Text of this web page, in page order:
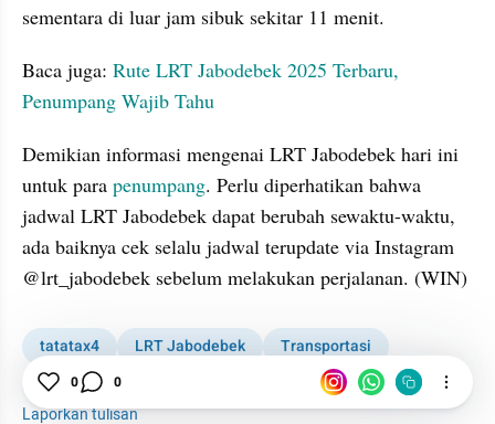
sementara di luar jam sibuk sekitar 11 menit.
Baca juga: Rute LRT Jabodebek 2025 Terbaru,
Penumpang Wajib Tahu
Demikian informasi mengenai LRT Jabodebek hari ini
untuk para penumpang. Perlu diperhatikan bahwa
jadwal LRT Jabodebek dapat berubah sewaktu-waktu,
ada baiknya cek selalu jadwal terupdate via Instagram
@lrt_jabodebek sebelum melakukan perjalanan. (WIN)
tatatax4 LRT Jabodebek
Transportasi
Penumpang
Laporkan tulisan
0 0